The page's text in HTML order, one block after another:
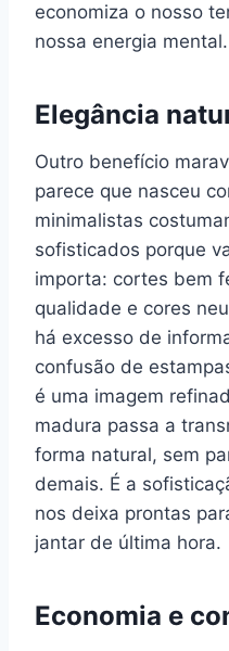
economiza o nosso
nossa energia mental.
Elegância
Outro benefício
parece que nasceu
minimalistas
sofisticados porque
importa: cortes bem
qualidade e cores
há excesso de
confusão de
é uma imagem
madura passa a
forma natural, sem
demais. É a
nos deixa prontas
jantar de última hora.
Economia e